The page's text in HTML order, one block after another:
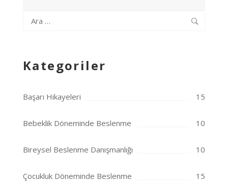
Arama:
Kategoriler
Başarı Hikayeleri 15
Bebeklik Döneminde Beslenme 10
Bireysel Beslenme Danışmanlığı 10
Çocukluk Döneminde Beslenme 15